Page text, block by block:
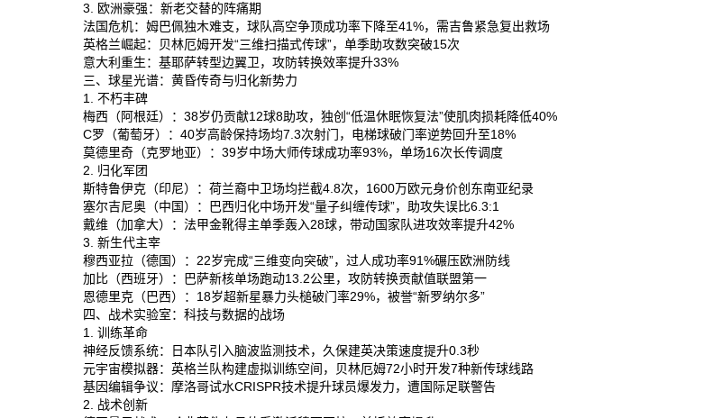
3. 欧洲豪强：新老交替的阵痛期
法国危机‌：姆巴佩独木难支，球队高空争顶成功率下降至41%，需吉鲁紧急复出救场‌
英格兰崛起‌：贝林厄姆开发“三维扫描式传球”，单季助攻数突破15次‌
意大利重生‌：基耶萨转型边翼卫，攻防转换效率提升33%‌
三、球星光谱：黄昏传奇与归化新势力
1. 不朽丰碑
梅西‌（阿根廷）：38岁仍贡献12球8助攻，独创“低温休眠恢复法”使肌肉损耗降低40%‌
C罗‌（葡萄牙）：40岁高龄保持场均7.3次射门，电梯球破门率逆势回升至18%‌
莫德里奇‌（克罗地亚）：39岁中场大师传球成功率93%，单场16次长传调度‌
2. 归化军团
斯特鲁伊克‌（印尼）：荷兰裔中卫场均拦截4.8次，1600万欧元身价创东南亚纪录‌
塞尔吉尼奥‌（中国）：巴西归化中场开发“量子纠缠传球”，助攻失误比6.3:1‌
戴维‌（加拿大）：法甲金靴得主单季轰入28球，带动国家队进攻效率提升42%‌
3. 新生代主宰
穆西亚拉‌（德国）：22岁完成“三维变向突破”，过人成功率91%碾压欧洲防线‌
加比‌（西班牙）：巴萨新核单场跑动13.2公里，攻防转换贡献值联盟第一‌
恩德里克‌（巴西）：18岁超新星暴力头槌破门率29%，被誉“新罗纳尔多”‌
四、战术实验室：科技与数据的战场
1. 训练革命
神经反馈系统‌：日本队引入脑波监测技术，久保建英决策速度提升0.3秒‌
元宇宙模拟器‌：英格兰队构建虚拟训练空间，贝林厄姆72小时开发7种新传球线路‌
基因编辑争议‌：摩洛哥试水CRISPR技术提升球员爆发力，遭国际足联警告‌
2. 战术创新